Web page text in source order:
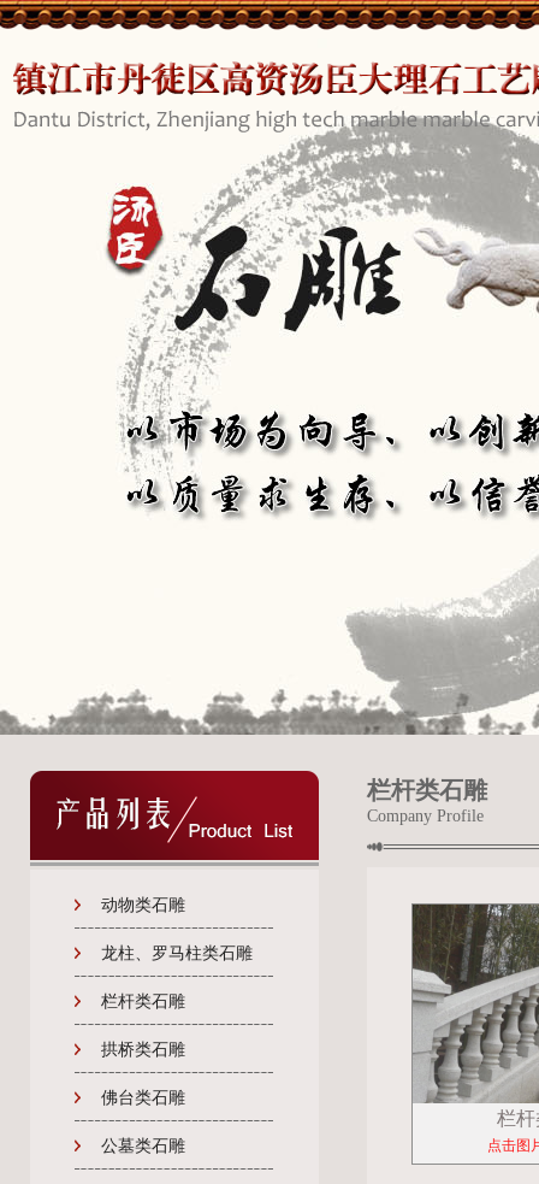
动物类石雕
龙柱、罗马柱类石雕
栏杆类石雕
拱桥类石雕
佛台类石雕
公墓类石雕
栏杆类石雕
Company Profile
栏
点击图